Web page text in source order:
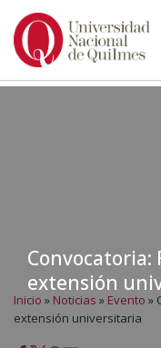
Ir
extensión
Inicio » Noticias » Evento »
extensión universitaria